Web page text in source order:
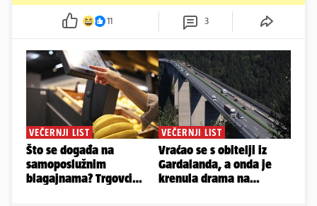
11 3